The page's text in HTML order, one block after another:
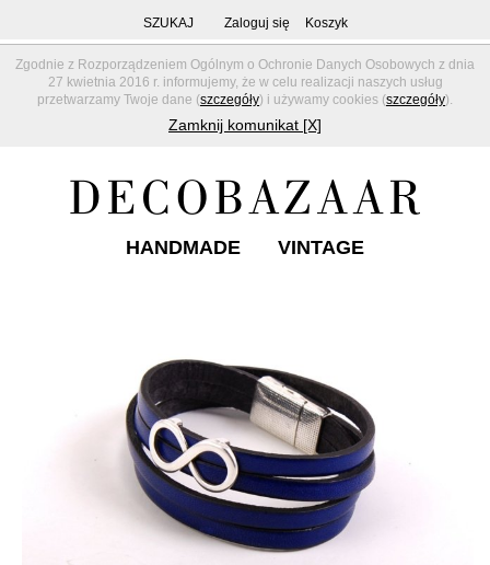
Zgodnie z Rozporządzeniem Ogólnym o Ochronie Danych Osobowych z dnia
27 kwietnia 2016 r. informujemy, że w celu realizacji naszych usług
przetwarzamy Twoje dane (szczegóły) i używamy cookies (szczegóły).
Zamknij komunikat [X]
SZUKAJ Zaloguj się Koszyk
HANDMADE VINTAGE